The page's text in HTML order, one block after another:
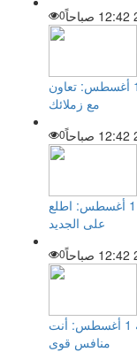
0
طالع الأبراج: برج الحمل.. حظك اليوم الجمعة 1 أغسطس: تعاون
مع زملائك
0
طالع الأبراج: برج القوس.. حظك اليوم الجمعة 1 أغسطس: اطلع
على الجديد
0
طالع الأبراج: برج العقرب.. حظك اليوم الجمعة 1 أغسطس: أنت
منافس قوى